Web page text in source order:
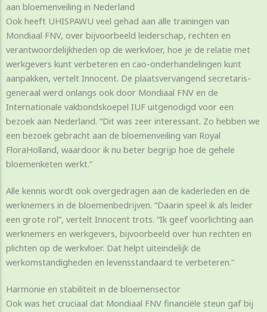
aan bloemenveiling in Nederland
Ook heeft UHISPAWU veel gehad aan alle trainingen van
Mondiaal FNV, over bijvoorbeeld leiderschap, rechten en
verantwoordelijkheden op de werkvloer, hoe je de relatie met
werkgevers kunt verbeteren en cao-onderhandelingen kunt
aanpakken, vertelt Innocent. De plaatsvervangend secretaris-
generaal werd onlangs ook door Mondiaal FNV en de
Internationale vakbondskoepel IUF uitgenodigd voor een
bezoek aan Nederland. “Dit was zeer interessant. Zo hebben we
een bezoek gebracht aan de bloemenveiling van Royal
FloraHolland, waardoor ik nu beter begrijp hoe de gehele
bloemenketen werkt.”
Alle kennis wordt ook overgedragen aan de kaderleden en de
werknemers in de bloemenbedrijven. “Daarin speel ik als leider
een grote rol”, vertelt Innocent trots. “Ik geef voorlichting aan
werknemers en werkgevers, bijvoorbeeld over hun rechten en
plichten op de werkvloer. Dat helpt uiteindelijk de
werkomstandigheden en levensstandaard te verbeteren.”
Harmonie en stabiliteit in de bloemensector
Ook was het cruciaal dat Mondiaal FNV financiële steun gaf bij